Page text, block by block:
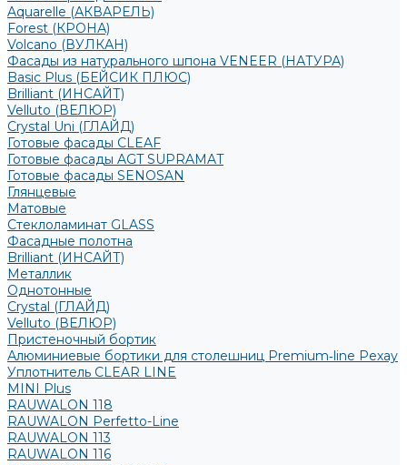
Aquarelle (АКВАРЕЛЬ)
Forest (КРОНА)
Volcano (ВУЛКАН)
Фасады из натурального шпона VENEER (НАТУРА)
Basic Plus (БЕЙСИК ПЛЮС)
Brilliant (ИНСАЙТ)
Velluto (ВЕЛЮР)
Crystal Uni (ГЛАЙД)
Готовые фасады CLEAF
Готовые фасады AGT SUPRAMAT
Готовые фасады SENOSAN
Глянцевые
Матовые
Стеклоламинат GLASS
Фасадные полотна
Brilliant (ИНСАЙТ)
Металлик
Однотонные
Crystal (ГЛАЙД)
Velluto (ВЕЛЮР)
Пристеночный бортик
Алюминиевые бортики для столешниц Premium‑line Рехау
Уплотнитель CLEAR LINE
MINI Plus
RAUWALON 118
RAUWALON Perfetto-Line
RAUWALON 113
RAUWALON 116